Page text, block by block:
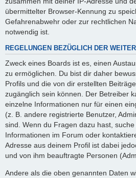
übermittelter Browser-Kennung zu
Gefahrenabwehr oder zur rechtlichen
notwendig ist.
REGELUNGEN BEZÜGLICH DER
Zweck eines Boards ist es, einen
zu ermöglichen. Du bist dir daher
Profils und die von dir erstellten
zugänglich sein können. Der Betreiber
einzelne Informationen nur für einen
(z. B. andere registrierte Benutzer,
sind. Wenn du Fragen dazu hast,
Informationen im Forum oder
Adresse aus deinem Profil ist dabei
und von ihm beauftragte Personen
Andere als die oben genannten Daten